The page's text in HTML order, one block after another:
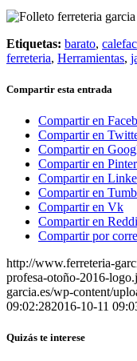
Etiquetas: barato,
ferreteria, Herramientas,
Compartir esta entrada
Compartir en
Compartir en
Compartir en
Compartir en
Compartir en
Compartir en
Compartir en Vk
Compartir en
Compartir por
http://www.ferreteria-
profesa-otoño-2016-
garcia.es/wp-content/
09:02:282016-10-11
Quizás te interese